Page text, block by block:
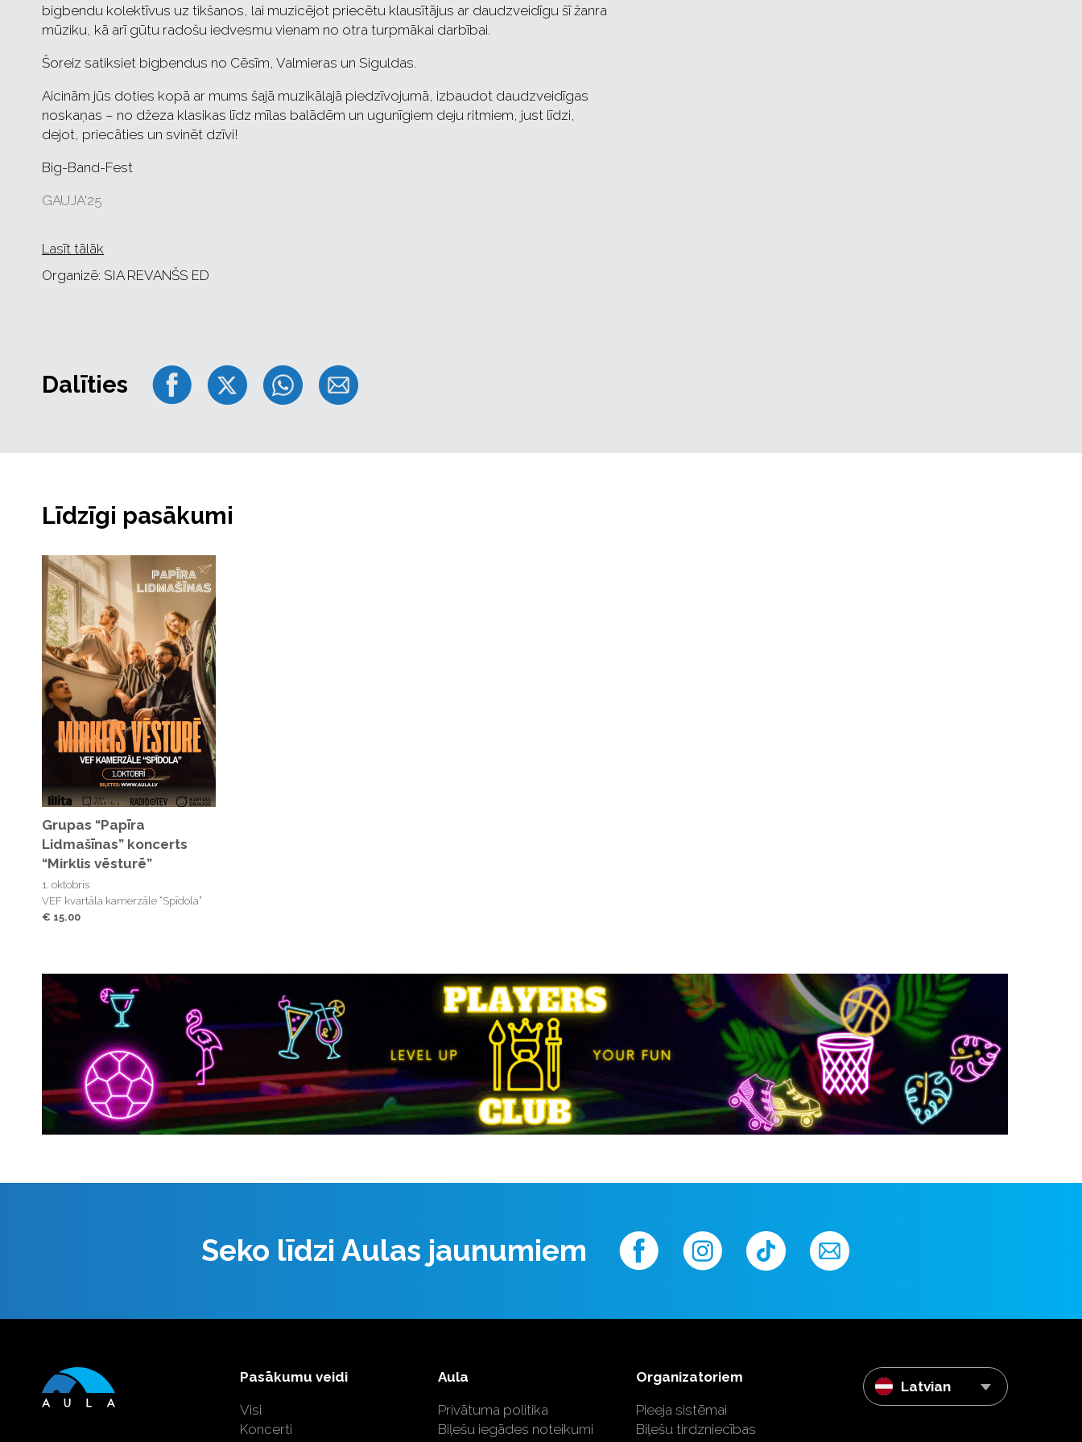
bigbendu kolektīvus uz tikšanos, lai muzicējot priecētu klausītājus ar daudzveidīgu šī žanra
mūziku, kā arī gūtu radošu iedvesmu vienam no otra turpmākai darbībai.
Šoreiz satiksiet bigbendus no Cēsīm, Valmieras un Siguldas.
Aicinām jūs doties kopā ar mums šajā muzikālajā piedzīvojumā, izbaudot daudzveidīgas
noskaņas – no džeza klasikas līdz mīlas balādēm un ugunīgiem deju ritmiem, just līdzi,
dejot, priecāties un svinēt dzīvi!
Big-Band-Fest
GAUJA'25
Bigbends "Valmieras puikas" Gunāra Geduševa vadībā.
Lasīt tālāk
Organizē: SIA REVANŠS ED
Dalīties
Līdzīgi pasākumi
Grupas “Papīra
Lidmašīnas” koncerts
“Mirklis vēsturē”
1. oktobris
VEF kvartāla kamerzāle “Spīdola”
€ 15.00
Seko līdzi Aulas jaunumiem
Pasākumu veidi
Visi
Koncerti
Aula
Privātuma politika
Biļešu iegādes noteikumi
Organizatoriem
Pieeja sistēmai
Biļešu tirdzniecības
Latvian